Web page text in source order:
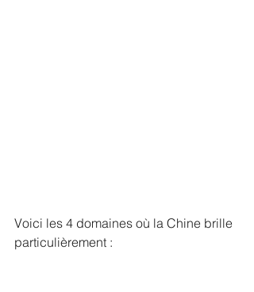
Voici les 4 domaines où la Chine brille
particulièrement :